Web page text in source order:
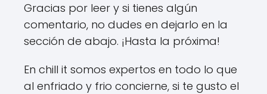
Gracias por leer y si tienes algún
comentario, no dudes en dejarlo en la
sección de abajo. ¡Hasta la próxima!
En chill it somos expertos en todo lo que
al enfriado y frio concierne, si te gusto el